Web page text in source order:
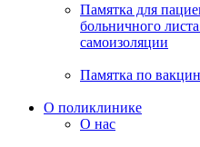
Памятка для
больничного
самоизоляции
Памятка по
О поликлинике
О нас